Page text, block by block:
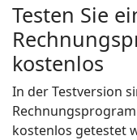
Testen Sie
kostenlos
In der Testversion
kostenlos getestet